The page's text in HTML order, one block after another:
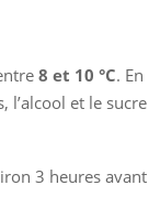
8 et 10 °C. En
l’alcool et le sucre
3 heures avant